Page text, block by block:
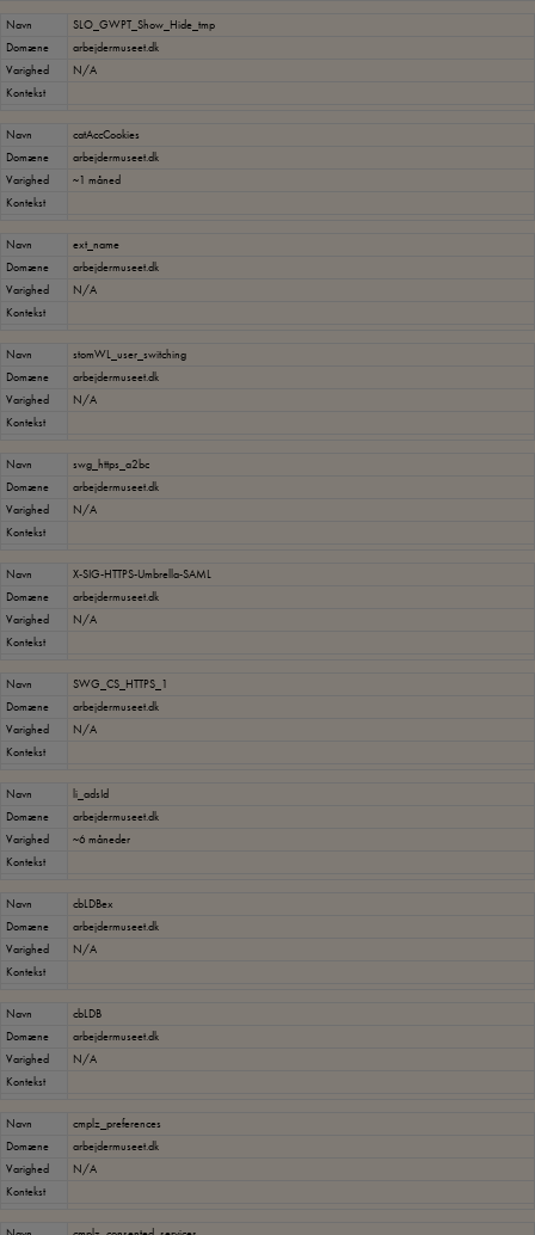
Navn
SLO_GWPT_Show_Hide_tmp
Domæne
arbejdermuseet.dk
Varighed
N/A
Kontekst
Navn
catAccCookies
Domæne
arbejdermuseet.dk
Varighed
~1 måned
Kontekst
Navn
ext_name
Domæne
arbejdermuseet.dk
Varighed
N/A
Kontekst
Navn
stomWL_user_switching
Domæne
arbejdermuseet.dk
Varighed
N/A
Kontekst
Navn
swg_https_a2bc
Domæne
arbejdermuseet.dk
Varighed
N/A
Kontekst
Navn
X-SIG-HTTPS-Umbrella-SAML
Domæne
arbejdermuseet.dk
Varighed
N/A
Kontekst
Navn
SWG_CS_HTTPS_1
Domæne
arbejdermuseet.dk
Varighed
N/A
Kontekst
Navn
li_adsId
Domæne
arbejdermuseet.dk
Varighed
~6 måneder
Kontekst
Navn
cbLDBex
Domæne
arbejdermuseet.dk
Varighed
N/A
Kontekst
Navn
cbLDB
Domæne
arbejdermuseet.dk
Varighed
N/A
Kontekst
Navn
cmplz_preferences
Domæne
arbejdermuseet.dk
Varighed
N/A
Kontekst